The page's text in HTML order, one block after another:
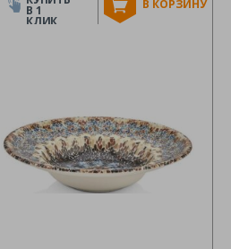
В КОРЗИНУ
В 1
КЛИК